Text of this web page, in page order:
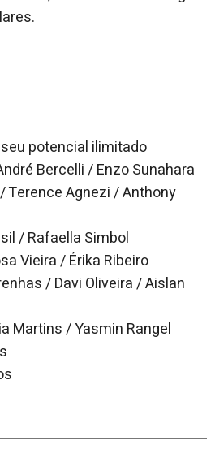
potencial ilimitado
Bercelli / Enzo Sunahara
Terence Agnezi / Anthony
/ Rafaella Simbol
Vieira / Érika Ribeiro
/ Davi Oliveira / Aislan
Martins / Yasmin Rangel